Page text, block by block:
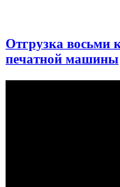
Отгрузка восьми
печатной машины